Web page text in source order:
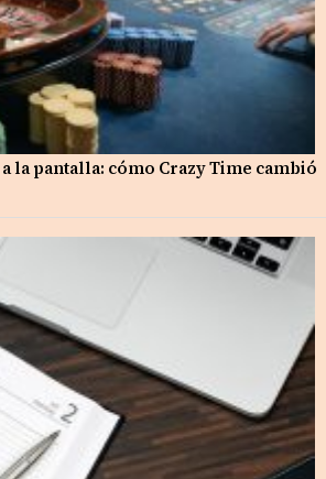
la pantalla: cómo Crazy Time cambió